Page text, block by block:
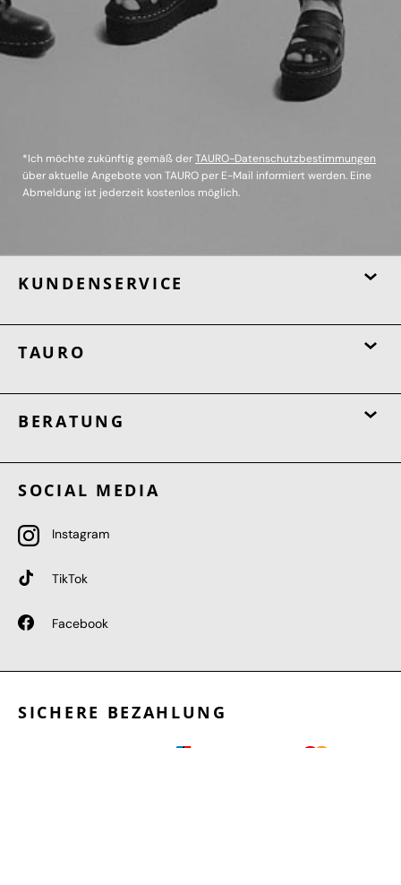
*Ich möchte zukünftig gemäß derTAURO-Datenschutzbestimmungen
über aktuelle Angebote von TAURO per E-Mail informiert werden. Eine
Abmeldung ist jederzeit kostenlos möglich.
KUNDENSERVICE
TAURO
BERATUNG
SOCIAL MEDIA
Instagram
TikTok
Facebook
SICHERE BEZAHLUNG